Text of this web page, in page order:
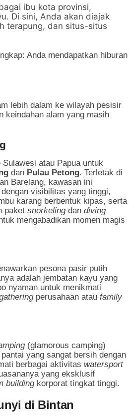
ibu kota provinsi,
Di sini, Anda akan diajak
terapung, dan situs-situs
Anda mendapatkan hiburan
lebih dalam ke wilayah pesisir
keindahan alam yang masih
atau Papua untuk
dan Pulau Petong. Terletak di
Barelang, kawasan ini
visibilitas yang tinggi,
karang berbentuk kipas, serta
paket snorkelingdan diving
mengabadikan momen magis
pesona pasir putih
adalah jembatan kayu yang
nyaman untuk menikmati
perusahaan atau family
(glamorous camping)
yang sangat bersih dengan
berbagai aktivitas watersport
yang eksklusif
buildingkorporat tingkat tinggi.
di Bintan